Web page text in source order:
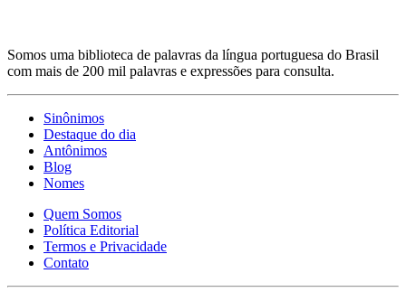
Somos uma biblioteca de palavras da língua portuguesa do Brasil
com mais de 200 mil palavras e expressões para consulta.
Sinônimos
Destaque do dia
Antônimos
Blog
Nomes
Quem Somos
Política Editorial
Termos e Privacidade
Contato